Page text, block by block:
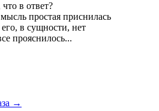
в ответ?
простая приснилась
в сущности, нет
прояснилось...
→